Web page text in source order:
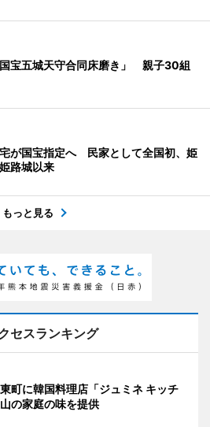
宝五城天守合同床磨き」 親子30組
宅が国宝指定へ 民家として全国初、姫
路城以来
もっと見る
セスランキング
町に韓国料理店「ジュミネ キッチ
の家庭の味を提供